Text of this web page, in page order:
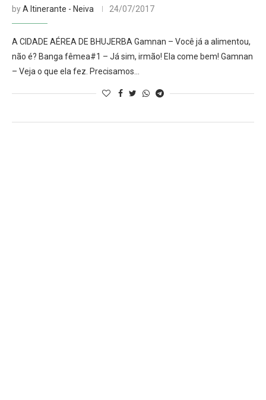
byA Itinerante - Neiva 24/07/2017
A CIDADE AÉREA DE BHUJERBA Gamnan – Você já a alimentou,
não é? Banga fêmea#1 – Já sim, irmão! Ela come bem! Gamnan
– Veja o que ela fez. Precisamos…